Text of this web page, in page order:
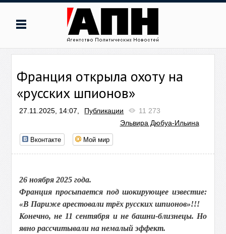
Франция открыла охоту на
«русских шпионов»
27.11.2025, 14:07, Публикации
11 273
Эльвира Дюбуа-Ильина
Вконтакте Мой мир
26 ноября 2025 года.
Франция просыпается под шокирующее известие:
«В Париже арестовали трёх русских шпионов»!!!
Конечно, не 11 сентября и не башни-близнецы. Но
явно рассчитывали на немалый эффект.